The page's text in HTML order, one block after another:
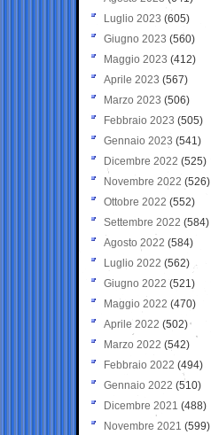
Luglio 2023 (605)
Giugno 2023 (560)
Maggio 2023 (412)
Aprile 2023 (567)
Marzo 2023 (506)
Febbraio 2023 (505)
Gennaio 2023 (541)
Dicembre 2022 (525)
Novembre 2022 (526)
Ottobre 2022 (552)
Settembre 2022 (584)
Agosto 2022 (584)
Luglio 2022 (562)
Giugno 2022 (521)
Maggio 2022 (470)
Aprile 2022 (502)
Marzo 2022 (542)
Febbraio 2022 (494)
Gennaio 2022 (510)
Dicembre 2021 (488)
Novembre 2021 (599)